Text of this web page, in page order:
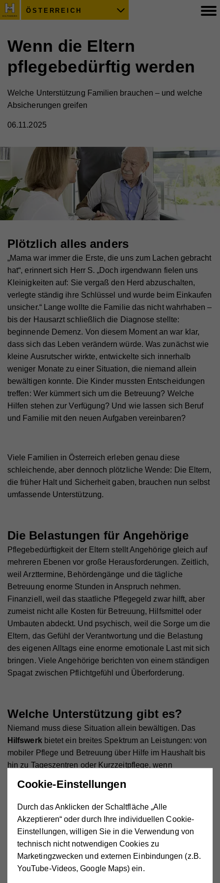
ÖSTERREICH
Wenn die Eltern
pflegebedürftig werden
Welche Unterstützung Familien brauchen – und welche
Absicherungen greifen
06.11.2025
Plötzlich alles anders
„Mama war immer die Erste, die uns zum Lachen gebracht
hat“, erinnert sich Herr S. „Doch irgendwann fielen uns
Kleinigkeiten auf: Sie vergaß den Herd abzuschalten,
verlegte ständig ihre Schlüssel und wurde beim Einkaufen
unsicher.“ Lange wollte die Familie das nicht wahrhaben –
bis der Hausarzt schließlich die Diagnose stellte:
beginnende Demenz. Von diesem Moment an war klar,
dass sich das Leben verändern würde. Was zunächst wie
kleine Ausrutscher wirkte, entwickelte sich innerhalb
weniger Monate zu einer Situation, die niemand allein
bewältigen konnte. Die Kinder mussten Entscheidungen
treffen: Wer kümmert sich um die Betreuung? Welche
Hilfen stehen zur Verfügung? Und wie lassen sich Beruf
und Familie mit den neuen Aufgaben vereinbaren?
Viele Familien in Österreich erleben genau diese
schleichende, aber dennoch plötzliche Wende: Die Eltern,
die früher Halt und Sicherheit gaben, brauchen nun selbst
umfassende Unterstützung.
Die Belastungen für Angehörige
Pflegebedürftigkeit der Eltern stellt Angehörige gleich auf
mehreren Ebenen vor große Herausforderungen. Zeitlich,
weil Arzttermine, Behördengänge und die tägliche
Betreuung enorme Stunden in Anspruch nehmen.
Finanziell, weil das staatliche Pflegegeld zwar hilft, aber
zumeist nicht alle Kosten für Betreuung, Hilfsmittel oder
Umbauten abdeckt. Und psychisch, weil die Sorge um die
Eltern, das Gefühl der Verantwortung und die Belastung
des eigenen Alltags eine enorme emotionale Last mit sich
bringen. Viele Angehörige berichten von einem ständigen
Spagat zwischen Pflichtgefühl und Überforderung.
Welche Unterstützung gibt es?
Niemand muss diese Situation allein bewältigen. Das
Hilfswerkbietet ein breites Spektrum an Leistungen: von
mobiler Pflege und Betreuung über Hilfe im Haushalt bis
hin zu Tageszentren oder Kurzzeitpflege, wenn
auch eine Pflegeberatung in Anspruch nehmen. Sie hilft,
den Überblick zu behalten:
Welche Ansprüche bestehen?
Welche Betreuungsmodelle passen zur jeweiligen
Lebenssituation?
Cookie-Einstellungen
Durch das Anklicken der Schaltfläche „Alle
Akzeptieren“ oder durch Ihre individuellen Cookie-
Einstellungen, willigen Sie in die Verwendung von
technisch nicht notwendigen Cookies zu
Marketingzwecken und externen Einbindungen (z.B.
YouTube-Videos, Google Maps) ein.